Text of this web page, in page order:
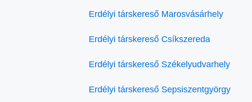
Erdélyi társkereső Marosvásárhely
Erdélyi társkereső Csíkszereda
Erdélyi társkereső Székelyudvarhely
Erdélyi társkereső Sepsiszentgyörgy